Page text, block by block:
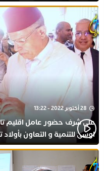
28 أكتوبر 2022 - 13:22
على شرف حضور عامل اقليم
اوسى للتنمية و التعاون بأولاد
بذكرى المولد النبوي